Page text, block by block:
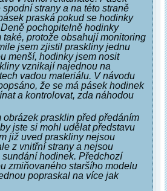
strany a na této straně
praská pokud se hodinky
pochopitelně hodinky
také, protože obsahují monitoring
jsem zjistil praskliny jednu
menší, hodinky jsem nosit
vznikají najednou na
vadou materiálu. V návodu
že se má pásek hodinek
a kontrolovat, zda náhodou
obrázek prasklin před předáním
jste si mohl udělat představu
již uved praskliny nejsou
z vnitřní strany a nejsou
sundání hodinek. Předchozí
zmiňovaného staršího modelu
popraskal na více jak